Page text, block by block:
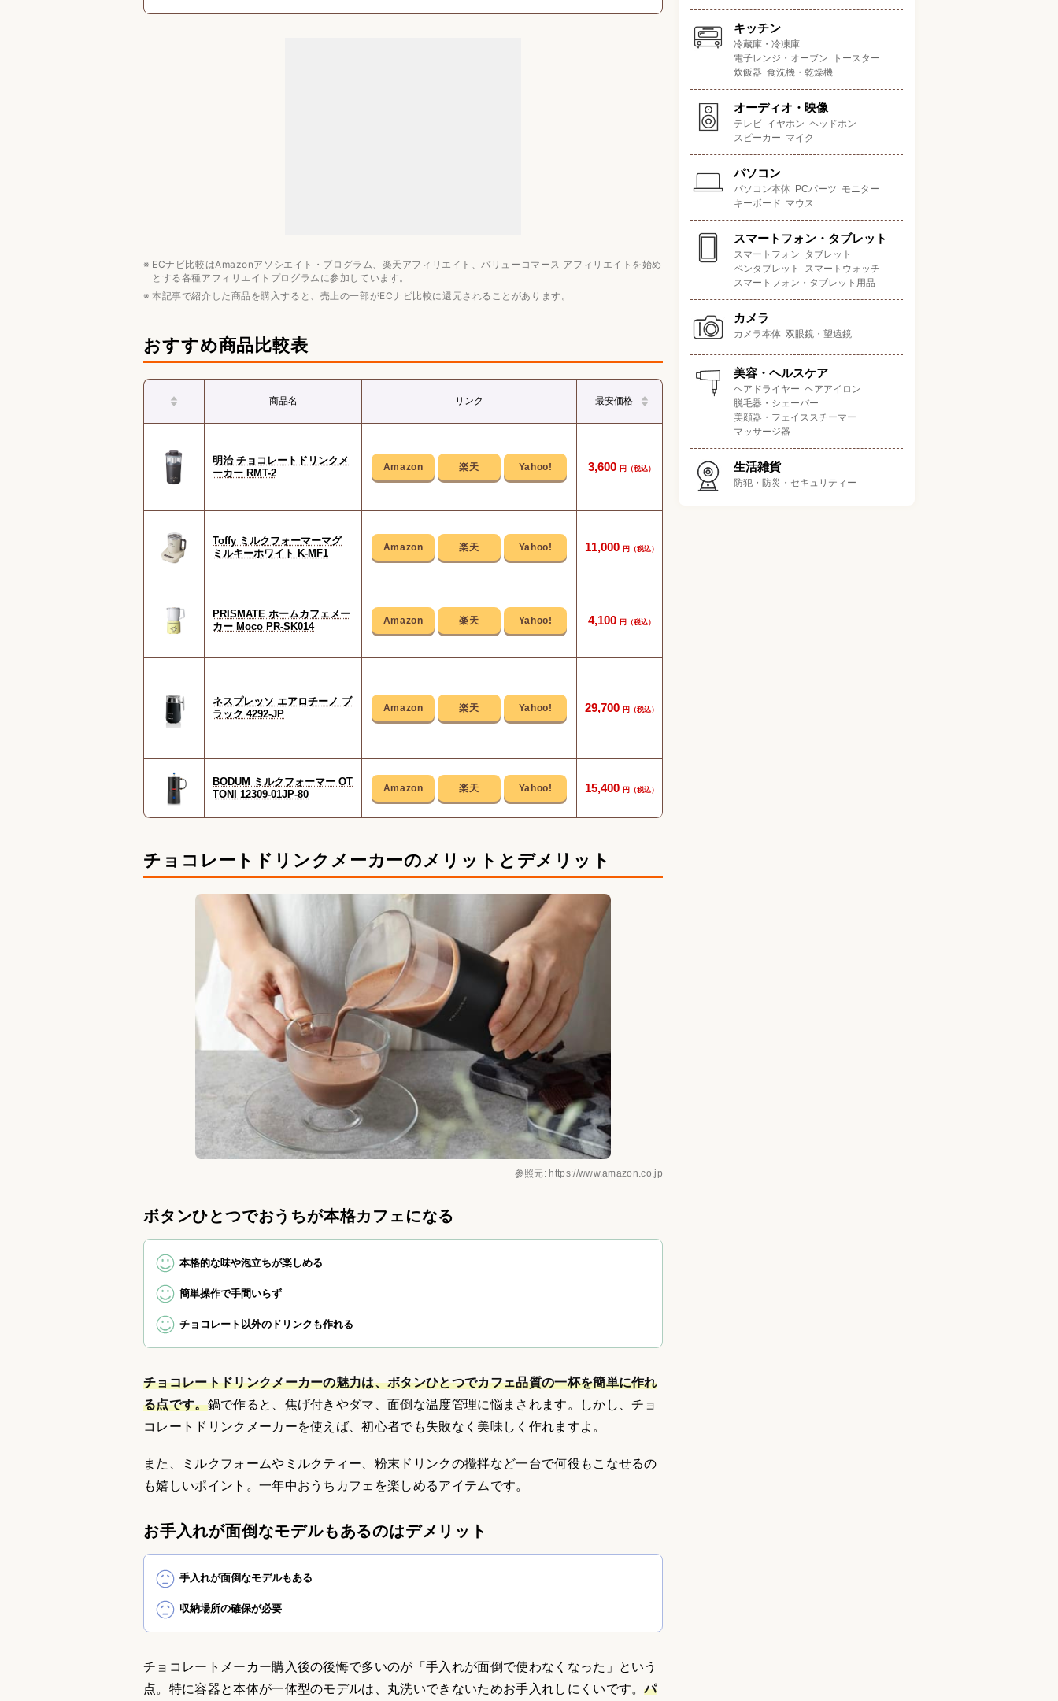
みんなの予算は？
ECナビ比較はAmazonアソシエイト・プログラム、楽天アフィリエイト、バリューコマース アフィリエイトを始め
とする各種アフィリエイトプログラムに参加しています。
本記事で紹介した商品を購入すると、売上の一部がECナビ比較に還元されることがあります。
おすすめ商品比較表
商品名 リンク 最安価格 ポイント
本体サイズ
明治 チョコレートドリンクメ
ーカー RMT-2
3,600
明治開発の本格チョコレートド
リンクメーカー
Toffy ミルクフォーマーマグ
ミルキーホワイト K-MF1
11,000
PRISMATE ホームカフェメー
カー Moco PR-SK014
4,100
ネスプレッソ エアロチーノ ブ
ラック 4292-JP
29,700
BODUM ミルクフォーマー OT
TONI 12309-01JP-80
15,400
チョコレートドリンクメーカーのメリットとデメリット
参照元: https://www.amazon.co.jp
ボタンひとつでおうちが本格カフェになる
本格的な味や泡立ちが楽しめる
簡単操作で手間いらず
チョコレート以外のドリンクも作れる
チョコレートドリンクメーカーの魅力は、ボタンひとつでカフェ品質の一杯を簡単に作れ
る点です。鍋で作ると、焦げ付きやダマ、面倒な温度管理に悩まされます。しかし、チョ
コレートドリンクメーカーを使えば、初心者でも失敗なく美味しく作れますよ。
また、ミルクフォームやミルクティー、粉末ドリンクの攪拌など一台で何役もこなせるの
も嬉しいポイント。一年中おうちカフェを楽しめるアイテムです。
お手入れが面倒なモデルもあるのはデメリット
手入れが面倒なモデルもある
収納場所の確保が必要
チョコレートメーカー購入後の後悔で多いのが「手入れが面倒で使わなくなった」という
点。特に容器と本体が一体型のモデルは、丸洗いできないためお手入れしにくいです。パ
キッチン
冷蔵庫・冷凍庫
電子レンジ・オーブン
トースター
炊飯器 食洗機・乾燥機
オーディオ・映像
テレビ イヤホン ヘッドホン
スピーカー マイク
パソコン
パソコン本体 PCパーツ モニター
キーボード マウス
スマートフォン・タブレット
スマートフォン タブレット
ペンタブレット
スマートウォッチ
スマートフォン・タブレット用品
カメラ
カメラ本体 双眼鏡・望遠鏡
美容・ヘルスケア
ヘアドライヤー ヘアアイロン
脱毛器・シェーバー
美顔器・フェイススチーマー
マッサージ器
生活雑貨
防犯・防災・セキュリティー